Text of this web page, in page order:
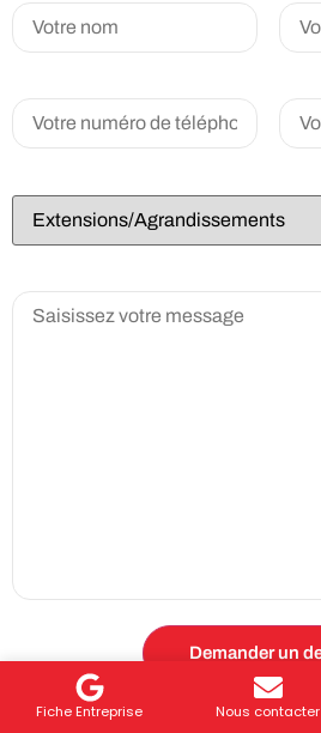
Fiche Entreprise Nous contacter